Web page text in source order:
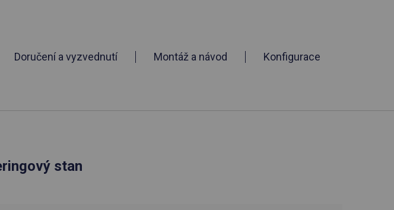
Doručení a vyzvednutí Montáž a návod Konfigurace
stan